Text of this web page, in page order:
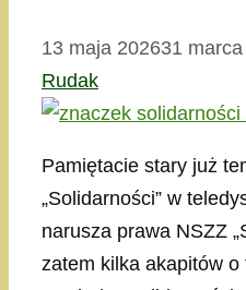
13 maja 202631
Rudak
Pamiętacie stary już
„Solidarności” w
narusza prawa NSZZ
zatem kilka akapitów